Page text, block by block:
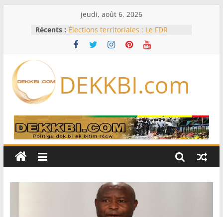
jeudi, août 6, 2026
Récents : Élections territoriales : Le FDR
dénonce une inertie du
gouvernement et réclame une
3FPT: consolider les acquis et son
ancrage dans la ‘’Vision Sénégal
Zambie rejoignent les quarts de
finale ‎
AfroBasket U18 féminin : les
Lioncelles lourdement battues par
Assemblée nationale : La session
août, deux propositions de loi à
l’ordre du jour
DEKKBI.com